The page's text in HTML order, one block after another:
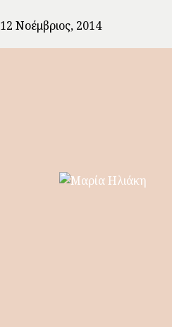
12 Νοέμβριος, 2014